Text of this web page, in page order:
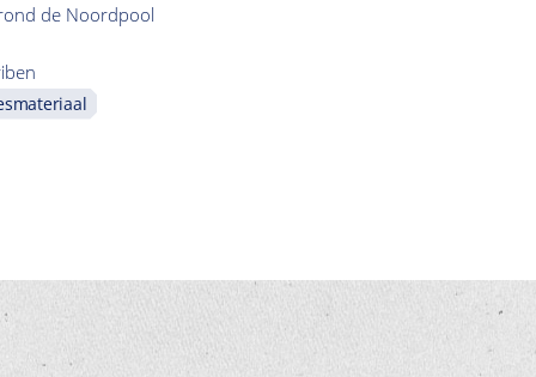
de Noordpool